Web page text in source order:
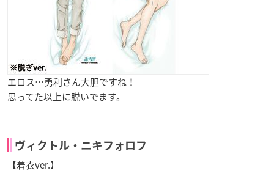
エロス…勇利さん大胆ですね！
思ってた以上に脱いでます。
ヴィクトル・ニキフォロフ
【着衣ver.】